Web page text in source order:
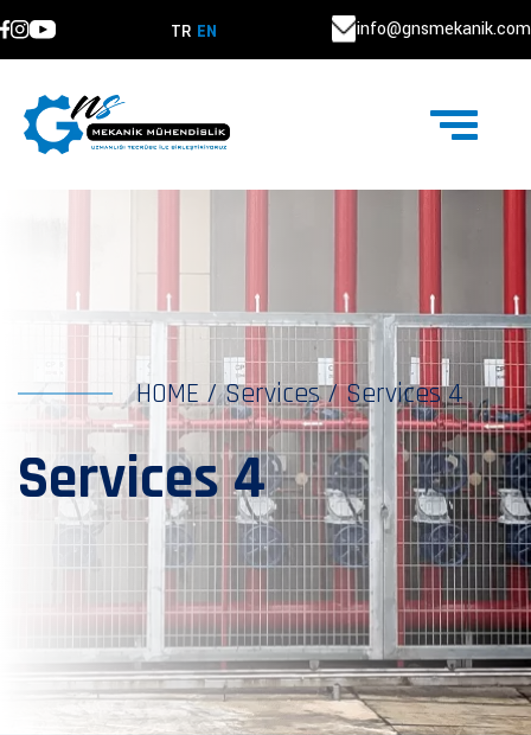
TR EN info@gnsmekanik.com
HOME / Services / Services 4
Services 4